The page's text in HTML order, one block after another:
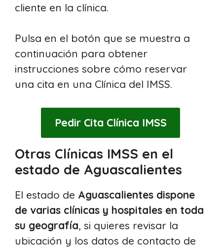
cliente en la clínica.
Pulsa en el botón que se muestra a
continuación para obtener
instrucciones sobre cómo reservar
una cita en una Clínica del IMSS.
Pedir Cita Clínica IMSS
Otras Clínicas IMSS en el
estado de Aguascalientes
El estado de Aguascalientes dispone
de varias clínicas y hospitales en toda
su geografía, si quieres revisar la
ubicación y los datos de contacto de